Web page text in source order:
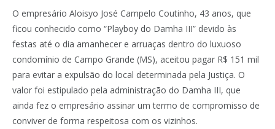
O empresário Aloisyo José Campelo Coutinho, 43 anos, que
ficou conhecido como “Playboy do Damha III” devido às
festas até o dia amanhecer e arruaças dentro do luxuoso
condomínio de Campo Grande (MS), aceitou pagar R$ 151 mil
para evitar a expulsão do local determinada pela Justiça. O
valor foi estipulado pela administração do Damha III, que
ainda fez o empresário assinar um termo de compromisso de
conviver de forma respeitosa com os vizinhos.